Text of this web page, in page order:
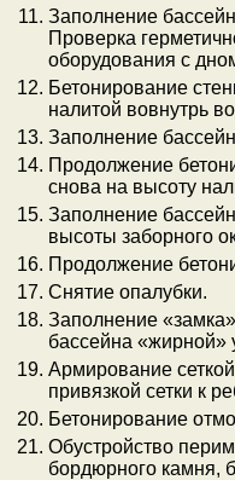
Заполнение
Проверка
оборудования с
Бетонирование
налитой вовнутрь
Заполнение
Продолжение
снова на высоту
Заполнение
высоты заборного
Продолжение
Снятие опалубки.
Заполнение
бассейна «жирной»
Армирование
привязкой сетки к
Бетонирование
Обустройство
бордюрного камня,